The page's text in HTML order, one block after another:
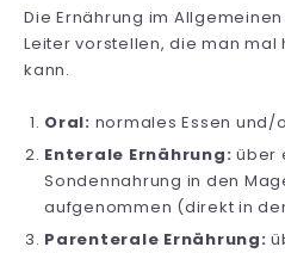
Die Ernährung im
Leiter vorstellen, die man mal
kann.
Oral: normales Essen und/
Enterale Ernährung: über
Sondennahrung in den
aufgenommen (direkt in
Parenterale Ernährung: